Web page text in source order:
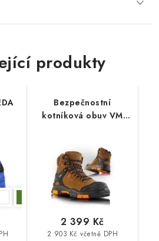
produkty
Bezpečnostní
kotníková obuv VM
2 903 Kč včetně DPH
2 399 Kč